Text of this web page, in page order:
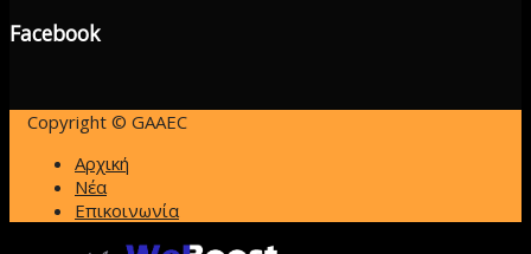
Facebook
Copyright © GAAEC
Αρχική
Νέα
Επικοινωνία